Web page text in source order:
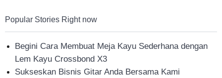
Popular Stories Right now
Begini Cara Membuat Meja Kayu Sederhana dengan
Lem Kayu Crossbond X3
Sukseskan Bisnis Gitar Anda Bersama Kami